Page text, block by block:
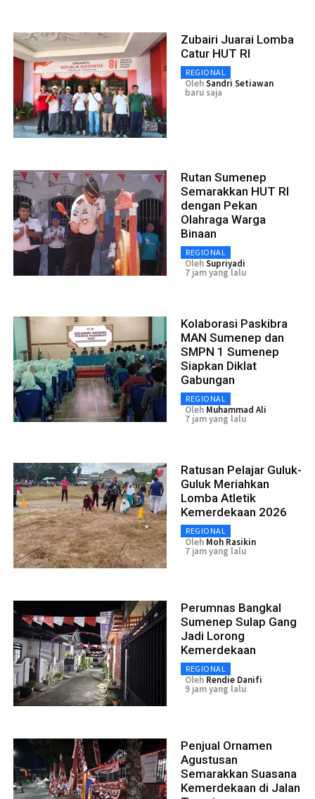
Zubairi Juarai Lomba
Catur HUT RI
REGIONAL
OlehSandri Setiawan
baru saja
Rutan Sumenep
Semarakkan HUT RI
dengan Pekan
Olahraga Warga
Binaan
REGIONAL
OlehSupriyadi
7 jam yang lalu
Kolaborasi Paskibra
MAN Sumenep dan
SMPN 1 Sumenep
Siapkan Diklat
Gabungan
REGIONAL
Oleh Muhammad Ali
7 jam yang lalu
Ratusan Pelajar Guluk-
Guluk Meriahkan
Lomba Atletik
Kemerdekaan 2026
REGIONAL
Oleh Moh Rasikin
7 jam yang lalu
Perumnas Bangkal
Sumenep Sulap Gang
Jadi Lorong
Kemerdekaan
REGIONAL
Oleh Rendie Danifi
9 jam yang lalu
Penjual Ornamen
Agustusan
Semarakkan Suasana
Kemerdekaan di Jalan